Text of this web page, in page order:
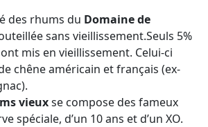
des rhums du Domaine de
sans vieillissement.Seuls 5%
mis en vieillissement. Celui-ci
chêne américain et français (ex-
vieuxse compose des fameux
spéciale, d’un 10 ans et d’un XO.